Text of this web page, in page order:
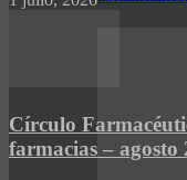
Círculo
farmacias – agosto